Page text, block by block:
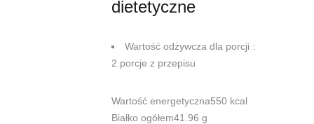
dietetyczne
Wartość odżywcza dla porcji :
2 porcje z przepisu
Wartość energetyczna550 kcal
Białko ogółem41.96 g